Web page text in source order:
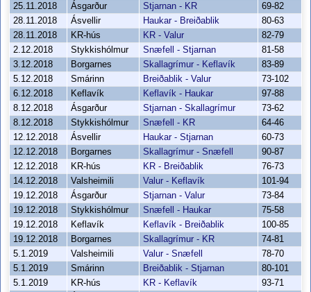
25.11.2018
Ásgarður Stjarnan - KR
69-82
28.11.2018
Ásvellir Haukar - Breiðablik
80-63
28.11.2018
KR-hús KR - Valur
82-79
2.12.2018
Stykkishólmur Snæfell - Stjarnan
81-58
3.12.2018
Borgarnes Skallagrímur - Keflavík
83-89
5.12.2018
Smárinn Breiðablik - Valur
73-102
6.12.2018
Keflavík Keflavík - Haukar
97-88
8.12.2018
Ásgarður Stjarnan - Skallagrímur
73-62
8.12.2018
Stykkishólmur Snæfell - KR
64-46
12.12.2018
Ásvellir Haukar - Stjarnan
60-73
12.12.2018
Borgarnes Skallagrímur - Snæfell
90-87
12.12.2018
KR-hús KR - Breiðablik
76-73
14.12.2018
Valsheimili Valur - Keflavík
101-94
19.12.2018
Ásgarður Stjarnan - Valur
73-84
19.12.2018
Stykkishólmur Snæfell - Haukar
75-58
19.12.2018
Keflavík Keflavík - Breiðablik
100-85
19.12.2018
Borgarnes Skallagrímur - KR
74-81
5.1.2019
Valsheimili Valur - Snæfell
78-70
5.1.2019
Smárinn Breiðablik - Stjarnan
80-101
5.1.2019
KR-hús KR - Keflavík
93-71